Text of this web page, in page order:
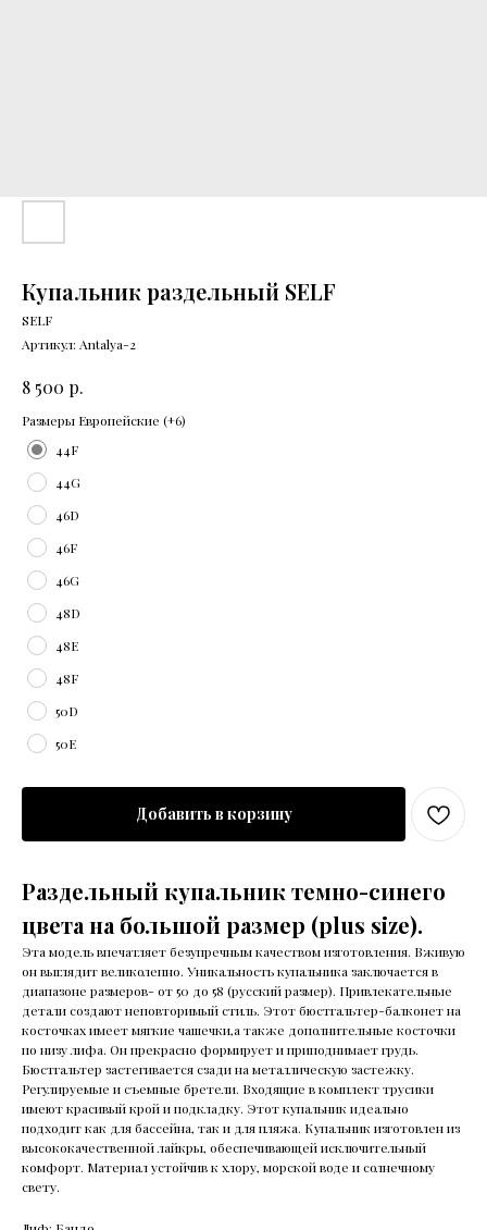
Купальник раздельный SELF
SELF
Артикул: Antalya-2
8 500 р.
Размеры Европейские (+6)
44F
44G
46D
46F
46G
48D
48E
48F
50D
50E
Добавить в корзину
Раздельный купальник темно-синего
цвета на большой размер (plus size).
Эта модель впечатляет безупречным качеством изготовления. Вживую
он выглядит великолепно. Уникальность купальника заключается в
диапазоне размеров- от 50 до 58 (русский размер). Привлекательные
детали создают неповторимый стиль. Этот бюстгальтер-балконет на
косточках имеет мягкие чашечки,а также дополнительные косточки
по низу лифа. Он прекрасно формирует и приподнимает грудь.
Бюстгальтер застегивается сзади на металлическую застежку.
Регулируемые и съемные бретели. Входящие в комплект трусики
имеют красивый крой и подкладку. Этот купальник идеально
подходит как для бассейна, так и для пляжа. Купальник изготовлен из
высококачественной лайкры, обеспечивающей исключительный
комфорт. Материал устойчив к хлору, морской воде и солнечному
свету.